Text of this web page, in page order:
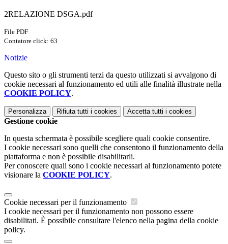
2RELAZIONE DSGA.pdf
File PDF
Contatore click: 63
Notizie
Questo sito o gli strumenti terzi da questo utilizzati si avvalgono di
cookie necessari al funzionamento ed utili alle finalità illustrate nella
COOKIE POLICY.
Personalizza Rifiuta tutti i cookies Accetta tutti i cookies
Gestione cookie
In questa schermata è possibile scegliere quali cookie consentire.
I cookie necessari sono quelli che consentono il funzionamento della
piattaforma e non è possibile disabilitarli.
Per conoscere quali sono i cookie necessari al funzionamento potete
visionare la COOKIE POLICY.
Cookie necessari per il funzionamento
I cookie necessari per il funzionamento non possono essere
disabilitati. È possibile consultare l'elenco nella pagina della cookie
policy.